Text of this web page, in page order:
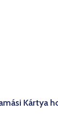
Kártya